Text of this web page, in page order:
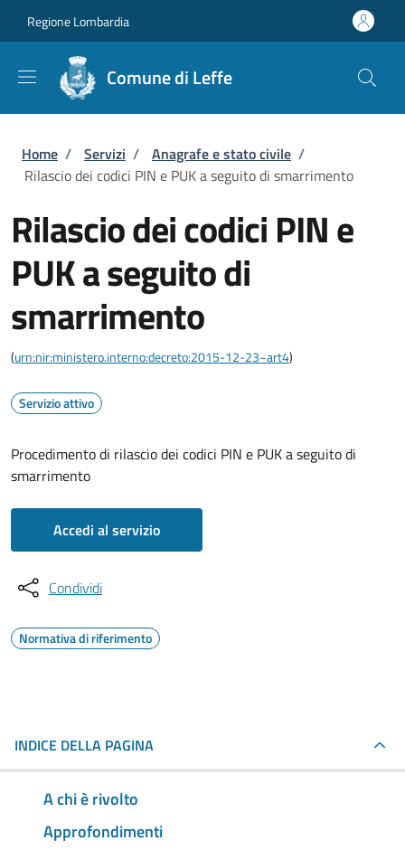
Regione Lombardia
Comune di Leffe
Briciole di pane
Home / Servizi / Anagrafe e stato civile /
Rilascio dei codici PIN e PUK a seguito di smarrimento
Rilascio dei codici PIN e
PUK a seguito di
smarrimento
(urn:nir:ministero.interno:decreto:2015-12-23~art4)
Servizio attivo
Procedimento di rilascio dei codici PIN e PUK a seguito di
smarrimento
Accedi al servizio
Condividi
Normativa di riferimento
INDICE DELLA PAGINA
A chi è rivolto
Approfondimenti